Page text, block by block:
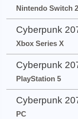
Nintendo Switch 2
Cyberpunk
Xbox Series X
Cyberpunk
PlayStation 5
Cyberpunk
PC